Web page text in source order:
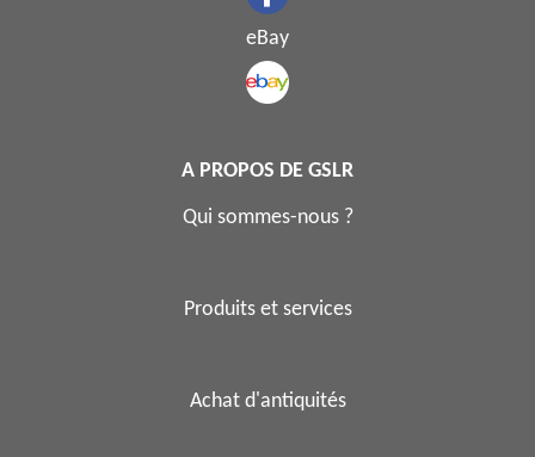
eBay
A PROPOS DE GSLR
Qui sommes-nous ?
Produits et services
Achat d'antiquités